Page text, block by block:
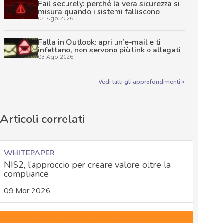
Fail securely: perché la vera sicurezza si
misura quando i sistemi falliscono
04 Ago 2026
Falla in Outlook: apri un’e-mail e ti
infettano, non servono più link o allegati
03 Ago 2026
Vedi tutti gli approfondimenti >
Articoli correlati
WHITEPAPER
NIS2, l’approccio per creare valore oltre la
compliance
09 Mar 2026